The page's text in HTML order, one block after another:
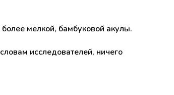
мелкой, бамбуковой акулы.
исследователей, ничего